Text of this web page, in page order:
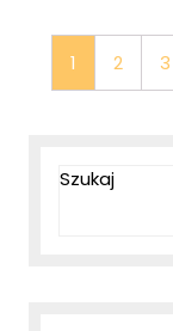
1 2 3
Szukaj